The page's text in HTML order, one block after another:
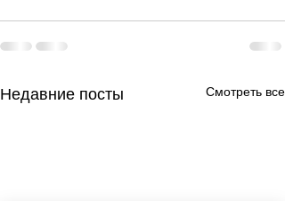
Недавние посты Смотреть все